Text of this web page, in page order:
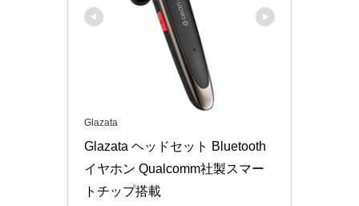
Glazata
Glazata ヘッドセット Bluetooth
イヤホン Qualcomm社製スマー
トチップ搭載